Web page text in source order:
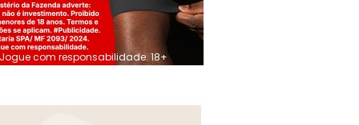
Jogue com responsabilidade. 18+